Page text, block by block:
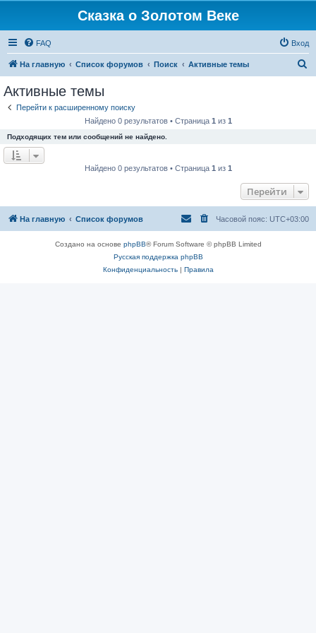
Сказка о Золотом Веке
FAQ Вход
На главную Список форумов Поиск Активные темы
Активные темы
Перейти к расширенному поиску
Найдено 0 результатов • Страница 1 из 1
Подходящих тем или сообщений не найдено.
Найдено 0 результатов • Страница 1 из 1
Перейти
На главную Список форумов Часовой пояс: UTC+03:00
Создано на основе phpBB® Forum Software © phpBB Limited
Русская поддержка phpBB
Конфиденциальность| Правила